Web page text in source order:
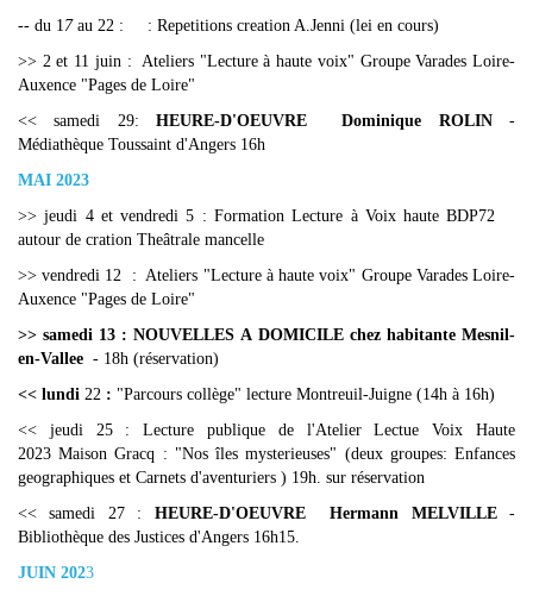
-- du 17au 22 : : Repetitions creation A.Jenni (lei en cours)
>> 2 et 11 juin : Ateliers "Lecture à haute voix" Groupe Varades Loire-
Auxence "Pages de Loire"
<< samedi 29:HEURE-D'OEUVRE Dominique ROLIN-
Médiathèque Toussaint d'Angers 16h
MAI 2023
>> jeudi 4 et vendredi 5 : Formation Lecture à Voix haute BDP72
autour de cration Theâtrale mancelle
>> vendredi 12 : Ateliers "Lecture à haute voix" Groupe Varades Loire-
Auxence "Pages de Loire"
>> samedi 13 : NOUVELLES A DOMICILE chez habitante Mesnil-
en-Vallee - 18h (réservation)
<< lundi 22 : "Parcours collège" lecture Montreuil-Juigne (14h à 16h)
<< jeudi 25 : Lecture publique de l'Atelier Lectue Voix Haute
2023 Maison Gracq : "Nos îles mysterieuses" (deux groupes: Enfances
geographiques et Carnets d'aventuriers ) 19h. sur réservation
<< samedi 27 : HEURE-D'OEUVRE Hermann MELVILLE -
Bibliothèque des Justices d'Angers 16h15.
JUIN 2023